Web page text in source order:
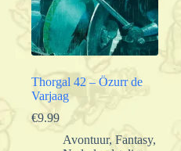
Thorgal 42 – Özurr de
Varjaag
€9.99
Avontuur, Fantasy,